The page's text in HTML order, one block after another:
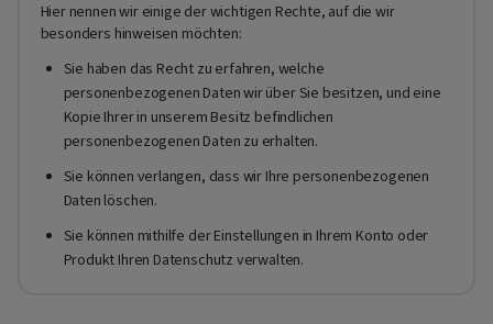
Hier nennen wir einige der wichtigen Rechte, auf die wir
besonders hinweisen möchten:
Sie haben das Recht zu erfahren, welche
personenbezogenen Daten wir über Sie besitzen, und eine
Kopie Ihrer in unserem Besitz befindlichen
personenbezogenen Daten zu erhalten.
Sie können verlangen, dass wir Ihre personenbezogenen
Daten löschen.
Sie können mithilfe der Einstellungen in Ihrem Konto oder
Produkt Ihren Datenschutz verwalten.